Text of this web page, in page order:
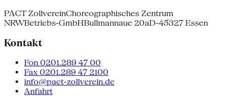
PACT ZollvereinChoreographisches Zentrum
NRWBetriebs-GmbHBullmannaue 20aD-45327 Essen
Kontakt
Fon 0201.289 47 00
Fax 0201.289 47 2100
info@pact-zollverein.de
Anfahrt